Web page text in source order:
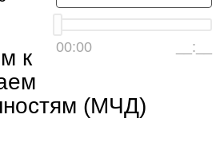
00:00 __:__
к
(МЧД)